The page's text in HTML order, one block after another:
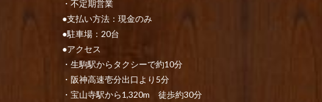
・不定期営業
●支払い方法：現金のみ
●駐車場：20台
●アクセス
・生駒駅からタクシーで約10分
・阪神高速壱分出口より5分
・宝山寺駅から1,320m 徒歩約30分